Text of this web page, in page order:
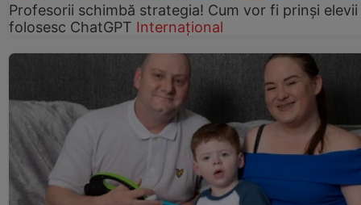
Profesorii schimbă strategia! Cum vor fi prinși elevii
folosesc ChatGPT Internațional